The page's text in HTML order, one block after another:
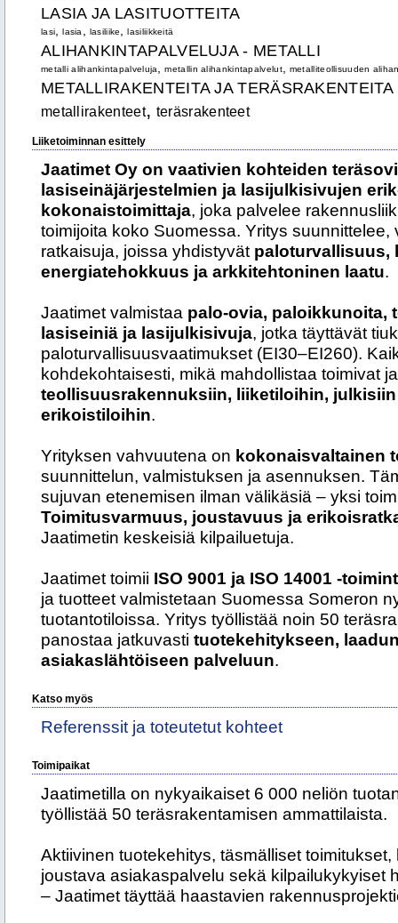
LASIA JA LASITUOTTEITA
lasi ,lasia lasiliike ,lasiliikkeitä
ALIHANKINTAPALVELUJA - METALLI
metalli alihankintapalveluja ,metallin alihankintapalvelut, metalliteollisuuden
METALLIRAKENTEITA JA TERÄSRAKENTEITA
metallirakenteet, teräsrakenteet
Liiketoiminnan esittely
Jaatimet Oy on vaativien kohteiden
lasiseinäjärjestelmien ja lasijulkisivujen
kokonaistoimittaja, joka palvelee
toimijoita koko Suomessa. Yritys suunnittelee,
ratkaisuja, joissa yhdistyvät paloturvallisuus,
energiatehokkuus ja arkkitehtoninen laatu.
Jaatimet valmistaa palo-ovia, paloikkunoita,
lasiseiniä ja lasijulkisivuja, jotka täyttävät
paloturvallisuusvaatimukset (EI30–EI260).
kohdekohtaisesti, mikä mahdollistaa toimivat
teollisuusrakennuksiin, liiketiloihin,
erikoistiloihin.
Yrityksen vahvuutena on kokonaisvaltainen
suunnittelun, valmistuksen ja asennuksen.
sujuvan etenemisen ilman välikäsiä – yksi
Toimitusvarmuus, joustavuus ja
Jaatimetin keskeisiä kilpailuetuja.
Jaatimet toimii ISO 9001 ja ISO 14001 -
ja tuotteet valmistetaan Suomessa Someron
tuotantotiloissa. Yritys työllistää noin 50
panostaa jatkuvasti tuotekehitykseen,
asiakaslähtöiseen palveluun.
Katso myös
Referenssit ja toteutetut kohteet
Toimipaikat
Jaatimetilla on nykyaikaiset 6 000 neliön
työllistää 50 teräsrakentamisen ammattilaista.
Aktiivinen tuotekehitys, täsmälliset
joustava asiakaspalvelu sekä kilpailukykyiset
– Jaatimet täyttää haastavien